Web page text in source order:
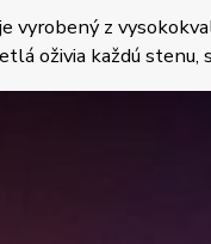
vyrobený z
oživia každú